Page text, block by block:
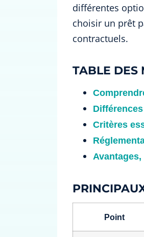
différentes
choisir un prêt
contractuels.
TABLE DES
Critères
Point